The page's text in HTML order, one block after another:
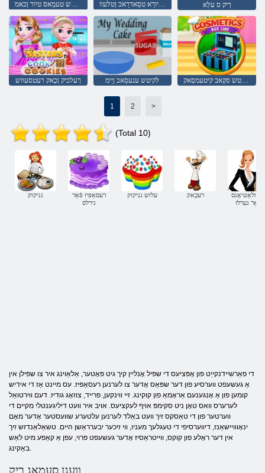
שזדירפ ןריבמָאלּפ ןפורסיורַא טסַאדרַאכ ןטלעוו ךיק ס עלַא
ךעלכיק ןכָאק רעטסעווש לקיטש ענעסַאכ ןַיימ
1 2 >
(Total 10)
גניקוק
רעסאַפּיז פֿאַר
גירלס
עלוש גניקוק רעכָאק
סימולאַטיאָנס
פֿאַר גערלז
די פאַרשיידנקייַט פון אָפּציעס די שפּיל אָנליין קיך גיט פּאָטער, אַלאַוינג איר צו שפּילן אין
אַ געשעפט ווערסיע פון ​​דער שפּאַס אָדער צו לערנען רעסאַפּיז. עס מיינט אַז די אידיש
קומען פון אַ אָנגענעם אַראָמאַ פון קוקינג. זיי ווינקען, פרייד, צוזאָג גודיז. דעם ווירטואַל
לערערס וואס טאָן ניט סקימפּ אויף לעקציעס. אויב איר וועט דיליגענטלי מקיים די
ווערטער פון די טאַסקס זיך וועט באַלד לערנען עלטערע שוועסטער אָדער מאָם
ינאָווויישאַנז, דיווערסיפי די טעגלעך מעניו, ווי זיכער יבערראַשן היים. טשאַלאַנדזש זיך
אין דער ראָלע פון ​​קוקס, ווייטראַסיז אָדער געשעפט פרוי, עפן אַ קאַפע מיט לאַש
וועגן סעמַאג ךיק